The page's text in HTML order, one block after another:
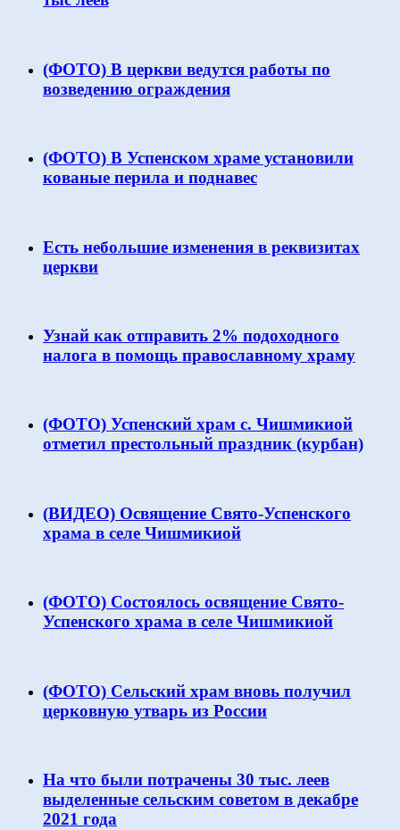
(ФОТО) В церкви ведутся работы по
возведению ограждения
(ФОТО) В Успенском храме установили
кованые перила и поднавес
Есть небольшие изменения в реквизитах
церкви
Узнай как отправить 2% подоходного
налога в помощь православному храму
(ФОТО) Успенский храм с. Чишмикиой
отметил престольный праздник (курбан)
(ВИДЕО) Освящение Свято-Успенского
храма в селе Чишмикиой
(ФОТО) Состоялось освящение Свято-
Успенского храма в селе Чишмикиой
(ФОТО) Сельский храм вновь получил
церковную утварь из России
На что были потрачены 30 тыс. леев
выделенные сельским советом в декабре
2021 года